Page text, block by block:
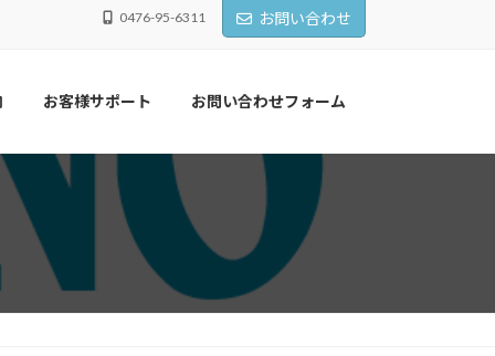
0476-95-6311 お問い合わせ
お客様サポート お問い合わせフォーム